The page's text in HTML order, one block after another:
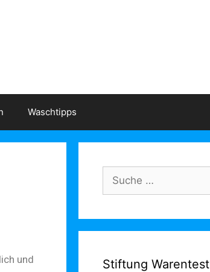
Waschtipps
und
Stiftung Warentest